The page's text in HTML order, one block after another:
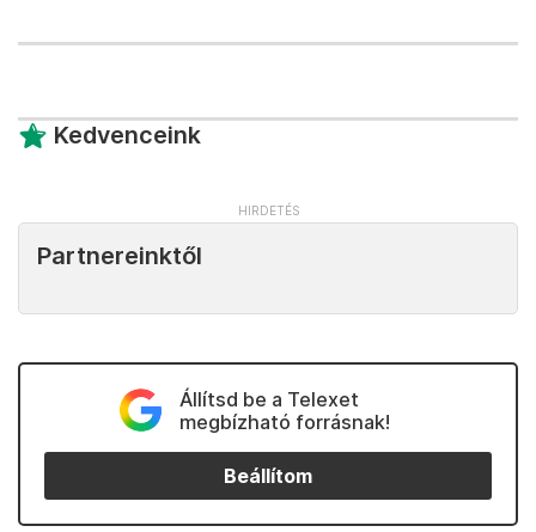
Kedvenceink
Partnereinktől
Állítsd be a Telexet
megbízható forrásnak!
Beállítom